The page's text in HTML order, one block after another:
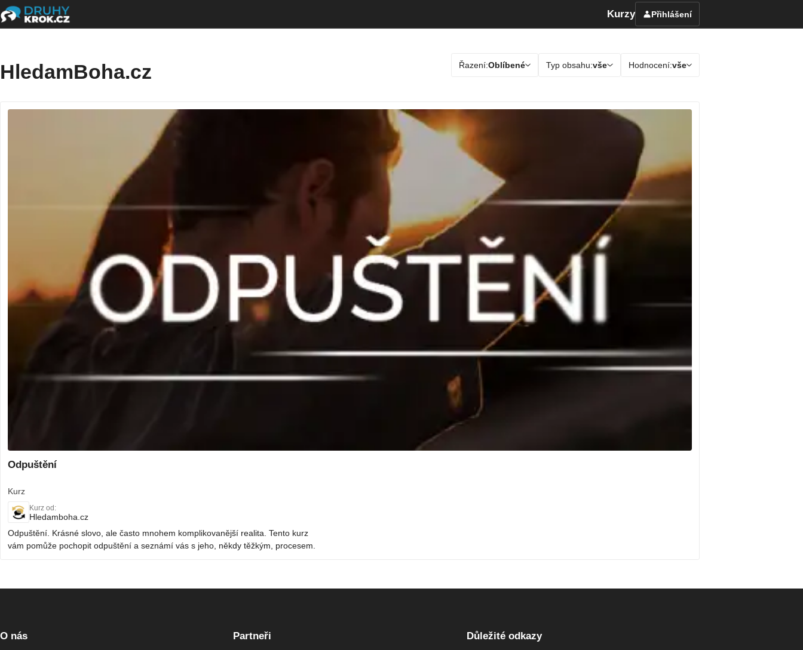
Kurzy Přihlášení
HledamBoha.cz Řazení:Oblíbené Typ obsahu:vše Hodnocení:vše
Odpuštění
Kurz
Kurz od:
Hledamboha.cz
Odpuštění. Krásné slovo, ale často mnohem komplikovanější realita. Tento kurz
vám pomůže pochopit odpuštění a seznámí vás s jeho, někdy těžkým, procesem.
O nás Partneři Důležité odkazy